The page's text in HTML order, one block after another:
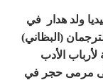
ولد هدار في
(البظاني)
الأدب
مرمى حجر في